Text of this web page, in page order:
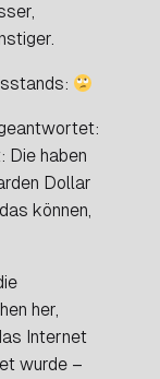
Die haben
Dollar
können,
her,
Internet
wurde –